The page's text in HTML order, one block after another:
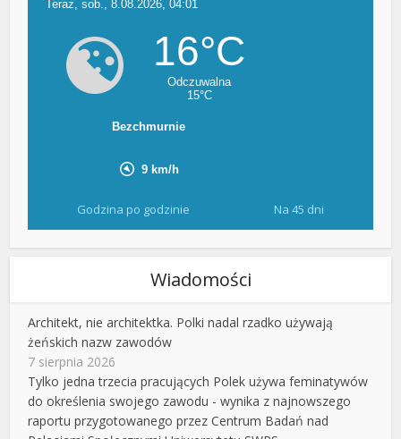
Godzina po godzinie Na 45 dni
Wiadomości
Architekt, nie architektka. Polki nadal rzadko używają
żeńskich nazw zawodów
7 sierpnia 2026
Tylko jedna trzecia pracujących Polek używa feminatywów
do określenia swojego zawodu - wynika z najnowszego
raportu przygotowanego przez Centrum Badań nad